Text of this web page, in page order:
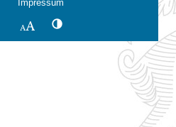
Impressum
SchriftgrößeKontrastwechsel